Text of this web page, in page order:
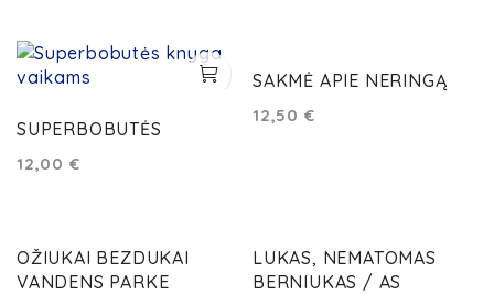
SUPERBOBUTĖS
12,00 €
SAKMĖ APIE NERINGĄ
12,50 €
OŽIUKAI BEZDUKAI
VANDENS PARKE
LUKAS, NEMATOMAS
BERNIUKAS / AS